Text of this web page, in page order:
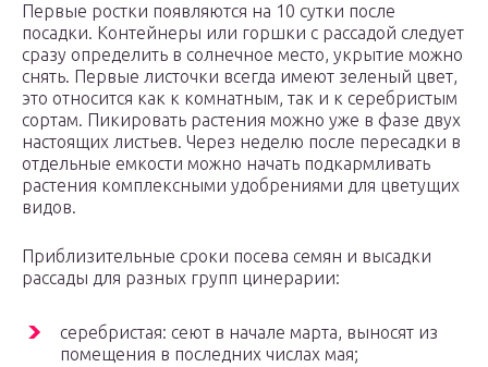
Первые ростки появляются на 10 сутки после
посадки. Контейнеры или горшки с рассадой следует
сразу определить в солнечное место, укрытие можно
снять. Первые листочки всегда имеют зеленый цвет,
это относится как к комнатным, так и к серебристым
сортам. Пикировать растения можно уже в фазе двух
настоящих листьев. Через неделю после пересадки в
отдельные емкости можно начать подкармливать
растения комплексными удобрениями для цветущих
видов.
Приблизительные сроки посева семян и высадки
рассады для разных групп цинерарии:
серебристая: сеют в начале марта, выносят из
помещения в последних числах мая;